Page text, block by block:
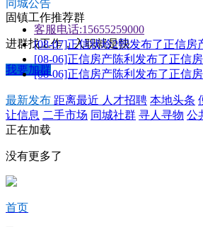
固镇工作推荐群
进群找工作，入职就是快
我要加群
同城公告
客服电话:15655259000
[08-07]正信状玲2熙发布了正信房
[08-06]正信房产陈利发布了正信
[08-06]正信房产陈利发布了正信
最新发布 距离最近 人才招聘 本地头条
让信息 二手市场 同城社群 寻人寻物 公
正在加载
没有更多了
首页